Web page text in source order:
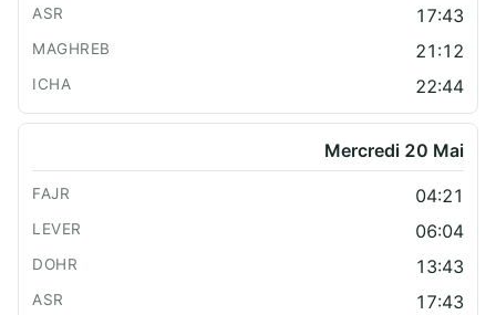
17:43
21:12
22:44
Mercredi 20 Mai
04:21
06:04
13:43
17:43